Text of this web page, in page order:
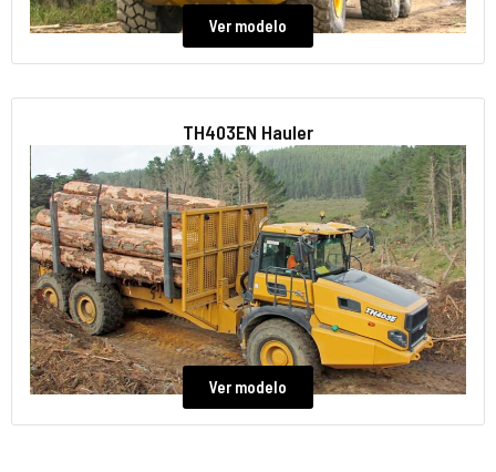
Ver modelo
TH403EN Hauler
Ver modelo